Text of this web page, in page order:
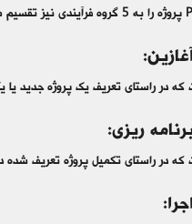
که در راستای تعریف یک پروژه جدید
ریزی:
که در راستای تکمیل پروژه تعریف